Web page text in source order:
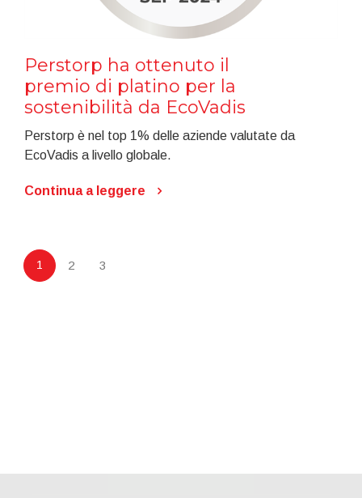
Perstorp ha ottenuto il
premio di platino per la
sostenibilità da EcoVadis
Perstorp è nel top 1% delle aziende valutate da
EcoVadis a livello globale.
Continua a leggere
1 2 3